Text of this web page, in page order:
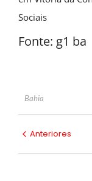
Sociais
Fonte: g1 ba
Bahia
Anteriores